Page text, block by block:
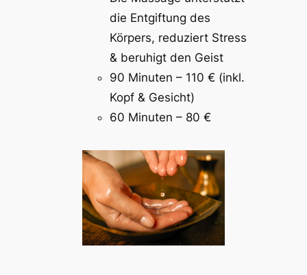
die Entgiftung des
Körpers, reduziert Stress
& beruhigt den Geist
90 Minuten – 110 € (inkl.
Kopf & Gesicht)
60 Minuten – 80 €